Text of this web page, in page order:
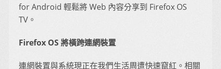
for Android 輕鬆將 Web 內容分享到 Firefox OS
TV。
Firefox OS 將橫跨連網裝置
連網裝置與系統現正在我們生活周遭快速竄紅。相關